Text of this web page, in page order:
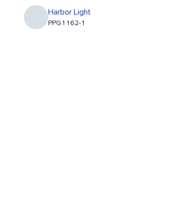
Harbor Light
PPG1162-1